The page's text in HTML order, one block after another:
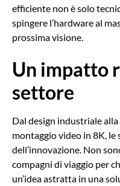
efficiente non è solo
spingere l’hardware al
prossima visione.
Un impatto
settore
Dal design industriale
montaggio video in 8K,
dell’innovazione. Non
compagni di viaggio per
un’idea astratta in una